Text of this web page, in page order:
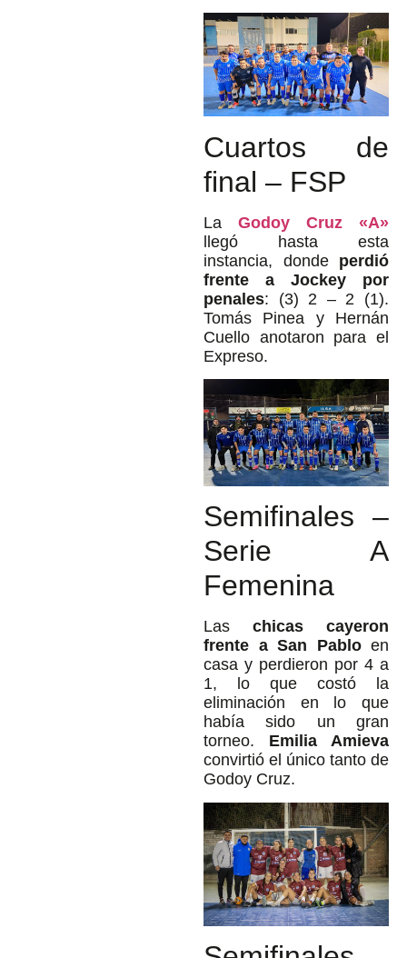
Cuartos de
final – FSP
La Godoy Cruz «A»
llegó hasta esta
instancia, donde perdió
frente a Jockey por
penales: (3) 2 – 2 (1).
Tomás Pinea y Hernán
Cuello anotaron para el
Expreso.
Semifinales –
Serie A
Femenina
Las chicas cayeron
frente a San Pabloen
casa y perdieron por 4 a
1, lo que costó la
eliminación en lo que
había sido un gran
torneo. Emilia Amieva
convirtió el único tanto de
Godoy Cruz.